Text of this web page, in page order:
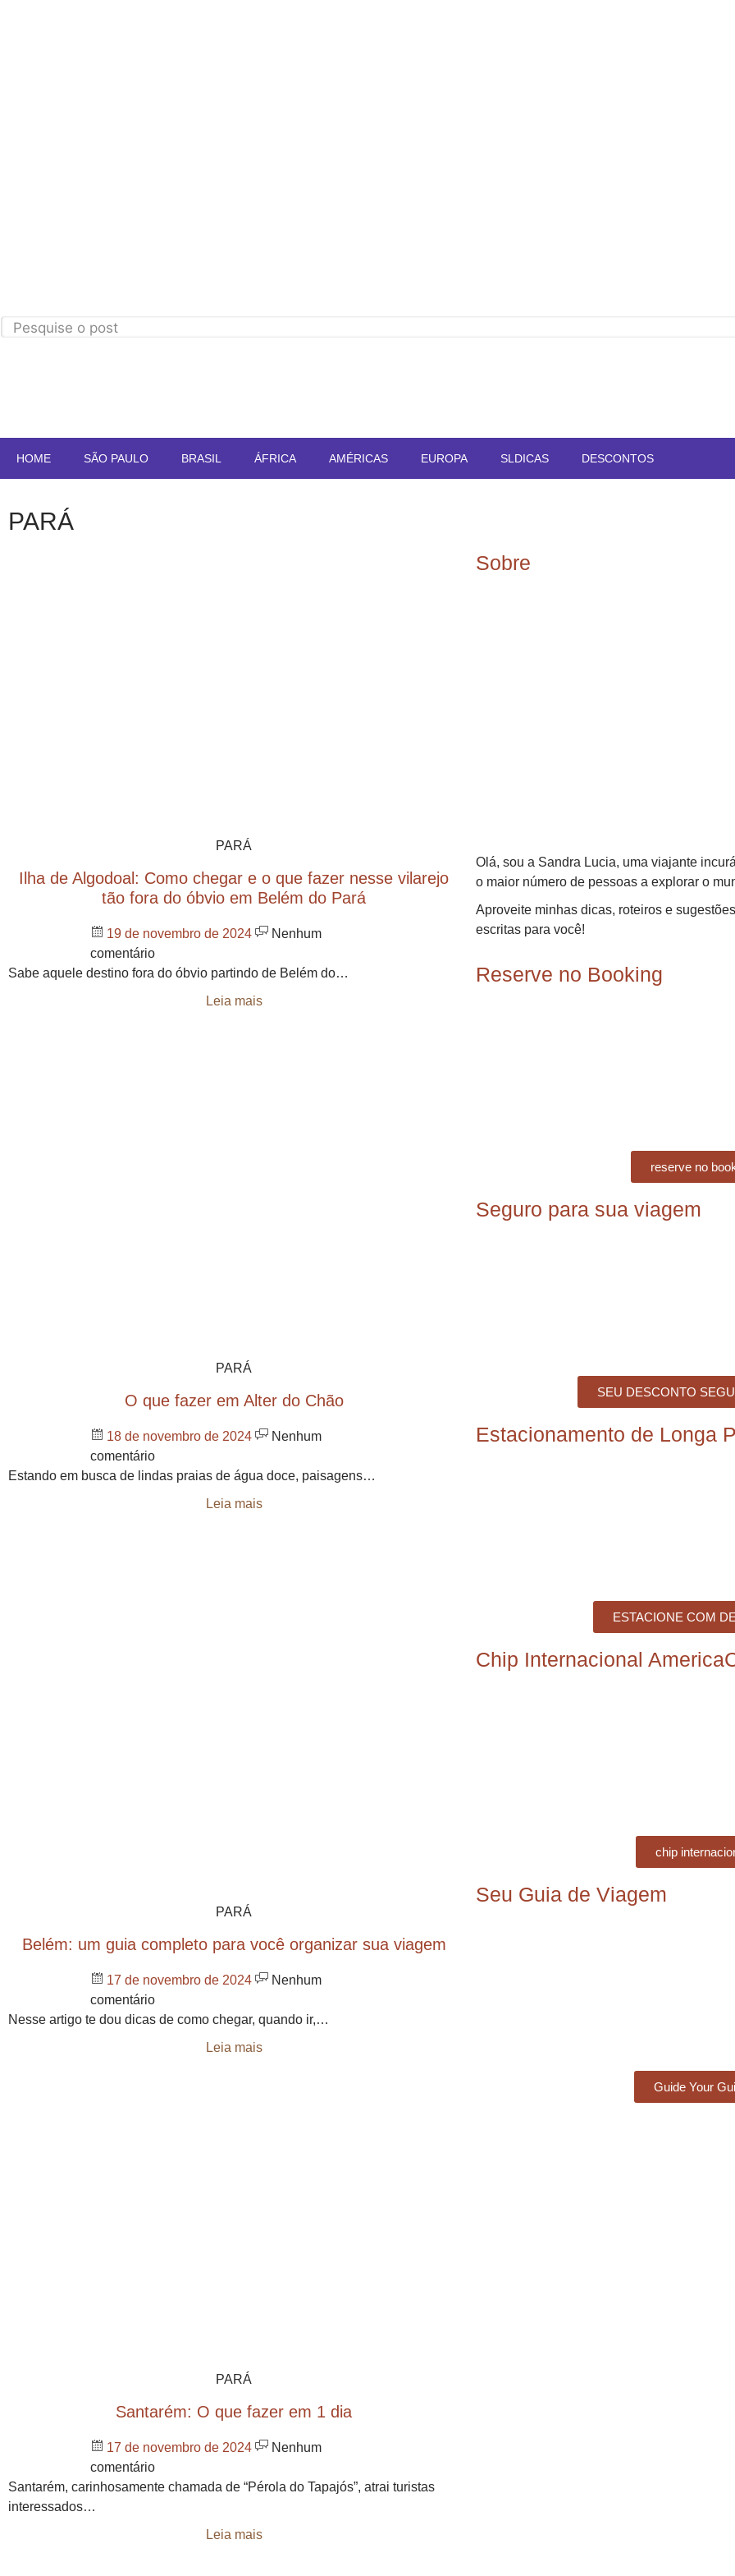
HOME SÃO PAULO BRASIL ÁFRICA AMÉRICAS EUROPA SLDICAS DESCONTOS
PARÁ
PARÁ
Ilha de Algodoal: Como chegar e o que fazer nesse vilarejo
tão fora do óbvio em Belém do Pará
19 de novembro de 2024
Nenhum
comentário
Sabe aquele destino fora do óbvio partindo de Belém do…
Leia mais
PARÁ
O que fazer em Alter do Chão
18 de novembro de 2024
Nenhum
comentário
Estando em busca de lindas praias de água doce, paisagens…
Leia mais
PARÁ
Belém: um guia completo para você organizar sua viagem
17 de novembro de 2024
Nenhum
comentário
Nesse artigo te dou dicas de como chegar, quando ir,…
Leia mais
PARÁ
Santarém: O que fazer em 1 dia
17 de novembro de 2024
Nenhum
comentário
Santarém, carinhosamente chamada de “Pérola do Tapajós”, atrai turistas
interessados…
Leia mais
Sobre
Olá, sou a Sandra Lucia, uma viajante
o maior número de pessoas a explorar o
Aproveite minhas dicas, roteiros e
escritas para você!
Reserve no Booking
reserve no
Seguro para sua viagem
SEU DESCONTO
Estacionamento de Longa
ESTACIONE COM
Chip Internacional
chip
Seu Guia de Viagem
Guide Your